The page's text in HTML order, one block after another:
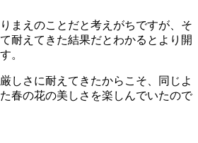
まえのことだと考えがちですが、そ
耐えてきた結果だとわかるとより開
。
しさに耐えてきたからこそ、同じよ
春の花の美しさを楽しんでいたので